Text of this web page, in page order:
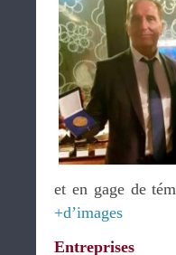
et en gage de
+d’images
Entreprises